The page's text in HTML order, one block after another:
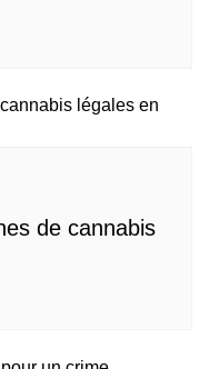
de cannabis